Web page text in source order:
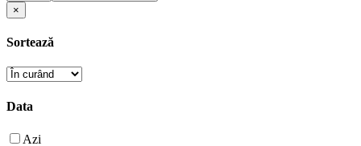
×
Sortează
Data
Azi